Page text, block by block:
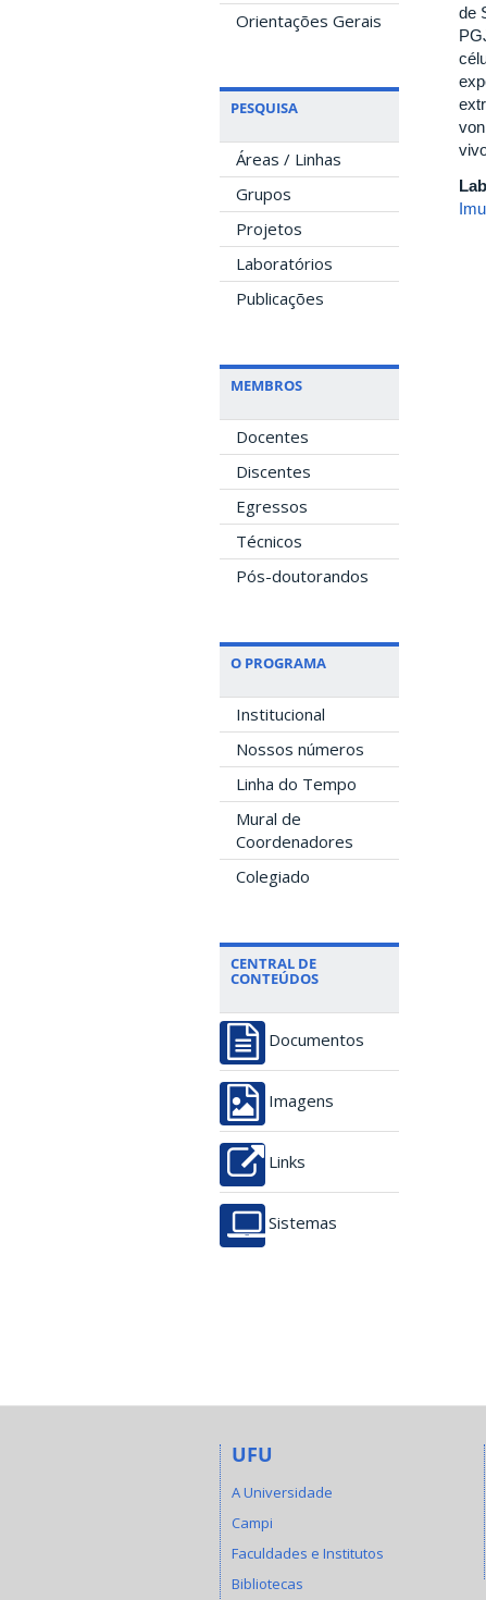
Orientações Gerais
PESQUISA
Áreas / Linhas
Grupos
Projetos
Laboratórios
Publicações
MEMBROS
Docentes
Discentes
Egressos
Técnicos
Pós-doutorandos
O PROGRAMA
Institucional
Nossos números
Linha do Tempo
Mural de
Coordenadores
Colegiado
CENTRAL DE
CONTEÚDOS
Documentos
Imagens
Links
Sistemas
de
UFU
A Universidade
Campi
Faculdades e Institutos
Bibliotecas